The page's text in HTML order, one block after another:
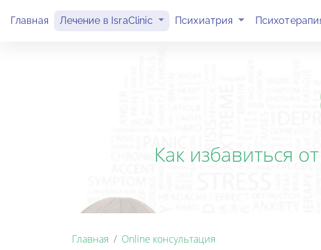
Главная Лечение в IsraClinic (current)Психиатрия (current)
Как избавиться
Главная Online консультация